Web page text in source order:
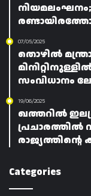
07/05/2025
തൊഴിൽ
സംവിധാനം
19/06/2025
ഖത്തറിൽ
പ്രചാരത്തിൽ
രാജ്യത്തിന്റെ
Categories